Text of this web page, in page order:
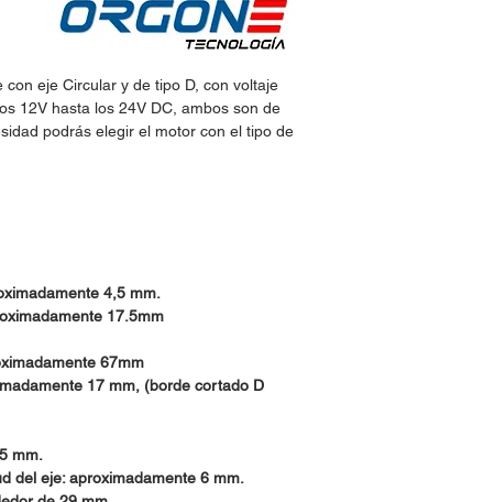
eje Circular y de tipo D, con voltaje
12V hasta los 24V DC, ambos son de
podrás elegir el motor con el tipo de
4,5 mm.
17.5mm
67mm
17 mm, (borde cortado D
mm.
del eje: aproximadamente 6 mm.